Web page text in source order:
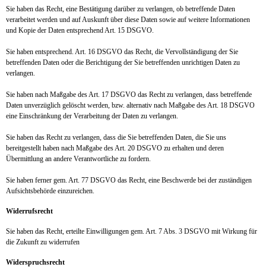
Sie haben das Recht, eine Bestätigung darüber zu verlangen, ob betreffende Daten
verarbeitet werden und auf Auskunft über diese Daten sowie auf weitere Informationen
und Kopie der Daten entsprechend Art. 15 DSGVO.
Sie haben entsprechend. Art. 16 DSGVO das Recht, die Vervollständigung der Sie
betreffenden Daten oder die Berichtigung der Sie betreffenden unrichtigen Daten zu
verlangen.
Sie haben nach Maßgabe des Art. 17 DSGVO das Recht zu verlangen, dass betreffende
Daten unverzüglich gelöscht werden, bzw. alternativ nach Maßgabe des Art. 18 DSGVO
eine Einschränkung der Verarbeitung der Daten zu verlangen.
Sie haben das Recht zu verlangen, dass die Sie betreffenden Daten, die Sie uns
bereitgestellt haben nach Maßgabe des Art. 20 DSGVO zu erhalten und deren
Übermittlung an andere Verantwortliche zu fordern.
Sie haben ferner gem. Art. 77 DSGVO das Recht, eine Beschwerde bei der zuständigen
Aufsichtsbehörde einzureichen.
Widerrufsrecht
Sie haben das Recht, erteilte Einwilligungen gem. Art. 7 Abs. 3 DSGVO mit Wirkung für
die Zukunft zu widerrufen
Widerspruchsrecht